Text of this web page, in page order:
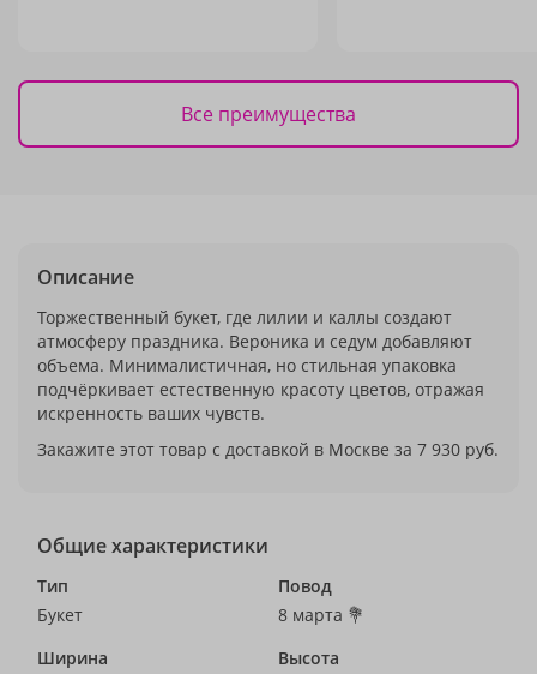
Все преимущества
Описание
Торжественный букет, где лилии и каллы создают
атмосферу праздника. Вероника и седум добавляют
объема. Минималистичная, но стильная упаковка
подчёркивает естественную красоту цветов, отражая
искренность ваших чувств.
Закажите этот товар с доставкой в Москве за 7 930 руб.
Общие характеристики
Тип
Букет
Повод
8 марта 💐
Ширина
Высота